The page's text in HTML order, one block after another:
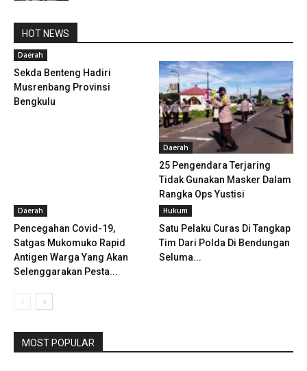
HOT NEWS
Daerah
Sekda Benteng Hadiri
Musrenbang Provinsi
Bengkulu
Daerah
25 Pengendara Terjaring
Tidak Gunakan Masker Dalam
Rangka Ops Yustisi
Daerah
Pencegahan Covid-19,
Satgas Mukomuko Rapid
Antigen Warga Yang Akan
Selenggarakan Pesta...
Hukum
Satu Pelaku Curas Di Tangkap
Tim Dari Polda Di Bendungan
Seluma...
MOST POPULAR